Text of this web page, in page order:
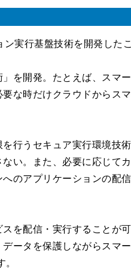
実行基盤技術を開発したこ
を開発。たとえば、スマ
な時だけクラウドからス
行うセキュア実行環境技
い。また、必要に応じて
のアプリケーションの配
を配信・実行することが
ータを保護しながらスマ